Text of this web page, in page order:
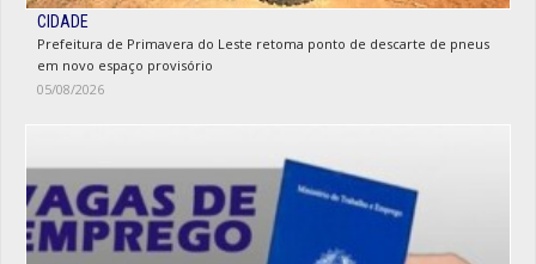
CIDADE
Prefeitura de Primavera do Leste retoma ponto de descarte de pneus
em novo espaço provisório
05/08/2026